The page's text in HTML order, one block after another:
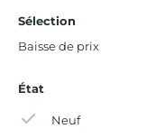
Sélection
Baisse de prix
État
Neuf